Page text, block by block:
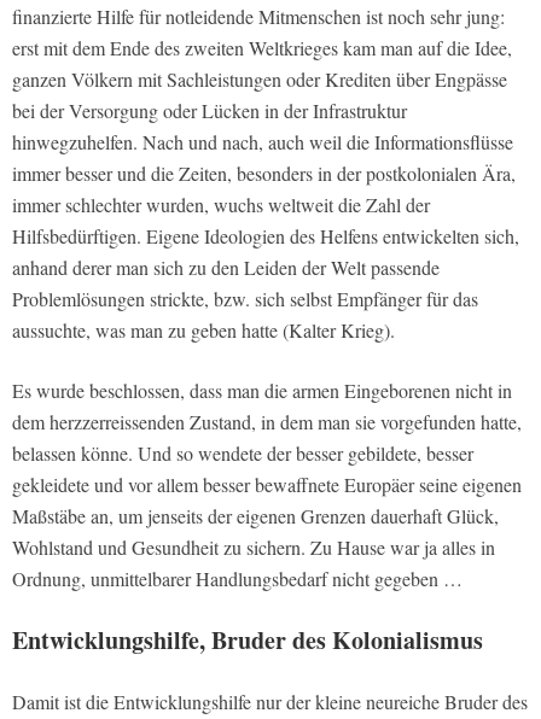
finanzierte Hilfe für notleidende Mitmenschen ist noch sehr jung:
erst mit dem Ende des zweiten Weltkrieges kam man auf die Idee,
ganzen Völkern mit Sachleistungen oder Krediten über Engpässe
bei der Versorgung oder Lücken in der Infrastruktur
hinwegzuhelfen. Nach und nach, auch weil die Informationsflüsse
immer besser und die Zeiten, besonders in der postkolonialen Ära,
immer schlechter wurden, wuchs weltweit die Zahl der
Hilfsbedürftigen. Eigene Ideologien des Helfens entwickelten sich,
anhand derer man sich zu den Leiden der Welt passende
Problemlösungen strickte, bzw. sich selbst Empfänger für das
aussuchte, was man zu geben hatte (Kalter Krieg).
Es wurde beschlossen, dass man die armen Eingeborenen nicht in
dem herzzerreissenden Zustand, in dem man sie vorgefunden hatte,
belassen könne. Und so wendete der besser gebildete, besser
gekleidete und vor allem besser bewaffnete Europäer seine eigenen
Maßstäbe an, um jenseits der eigenen Grenzen dauerhaft Glück,
Wohlstand und Gesundheit zu sichern. Zu Hause war ja alles in
Ordnung, unmittelbarer Handlungsbedarf nicht gegeben …
Entwicklungshilfe, Bruder des Kolonialismus
Damit ist die Entwicklungshilfe nur der kleine neureiche Bruder des